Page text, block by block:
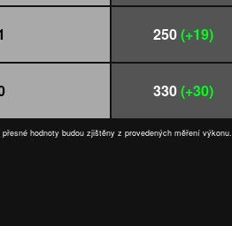
250(+19)
330(+30)
hodnoty budou zjištěny z provedených měření výkonu.